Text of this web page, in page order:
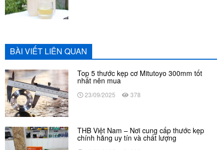
BÀI VIẾT LIÊN QUAN
Top 5 thước kẹp cơ Mitutoyo 300mm tốt
nhất nên mua
23/09/2025 378
THB Việt Nam – Nơi cung cấp thước kẹp
chính hãng uy tín và chất lượng